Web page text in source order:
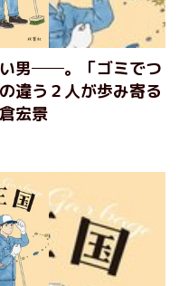
男──。「ゴミでつ
違う２人が歩み寄る
宏景